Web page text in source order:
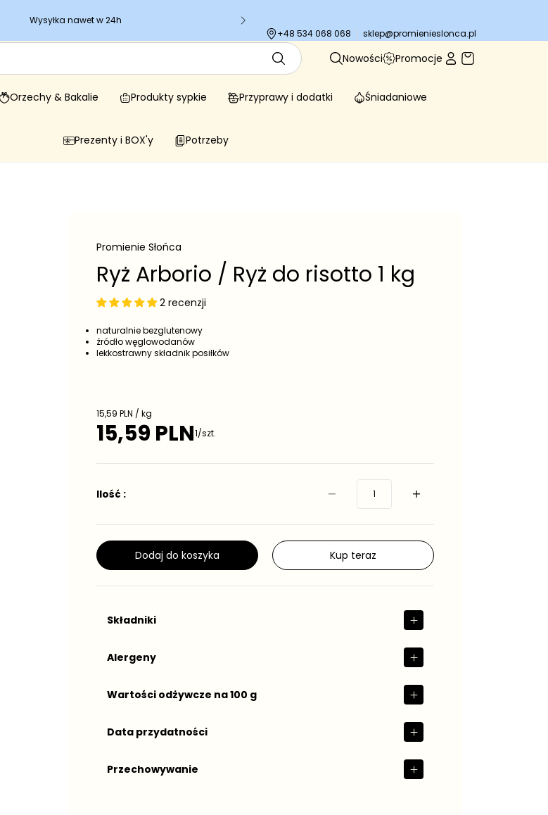
Wysyłka nawet w 24h
+48 534 068 068
sklep@promienieslonca.pl
Nowości Promocje
Orzechy & Bakalie Produkty sypkie Przyprawy i dodatki Śniadaniowe
Prezenty i BOX'y Potrzeby
Promienie Słońca
Ryż Arborio / Ryż do risotto 1 kg
2 recenzji
naturalnie bezglutenowy
źródło węglowodanów
lekkostrawny składnik posiłków
Cena jednostkowa
15,59 PLN / kg
Cena regularna
15,59 PLN1/szt.
Ilość :
Dodaj do koszyka Kup teraz
Składniki
Alergeny
Wartości odżywcze na 100 g
Data przydatności
Przechowywanie